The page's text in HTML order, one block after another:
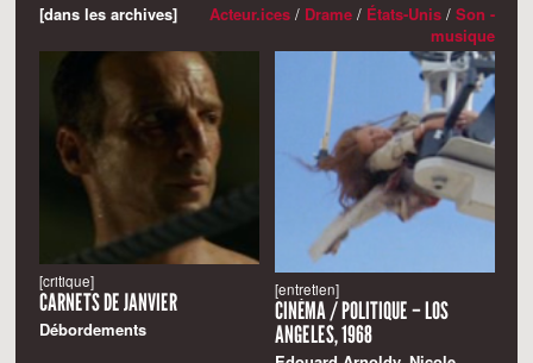
[dans les archives] Acteur.ices/ Drame/ États-Unis/ Son -
musique
[critique]
CARNETS DE JANVIER
Débordements
[entretien]
CINÉMA / POLITIQUE – LOS
ANGELES, 1968